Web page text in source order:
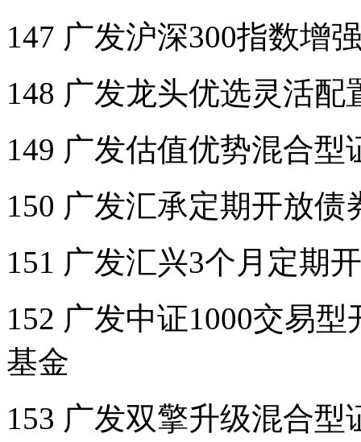
147 广发沪深300指数增
148 广发龙头优选灵活
149 广发估值优势混合型
150 广发汇承定期开放
151 广发汇兴3个月定期
152 广发中证1000交易
基金
153 广发双擎升级混合型